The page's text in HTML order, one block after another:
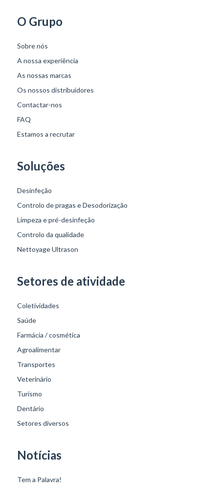
O Grupo
Sobre nós
A nossa experiência
As nossas marcas
Os nossos distribuidores
Contactar-nos
FAQ
Estamos a recrutar
Soluções
Desinfeção
Controlo de pragas e Desodorização
Limpeza e pré-desinfeção
Controlo da qualidade
Nettoyage Ultrason
Setores de atividade
Coletividades
Saúde
Farmácia / cosmética
Agroalimentar
Transportes
Veterinário
Turismo
Dentário
Setores diversos
Notícias
Tem a Palavra!